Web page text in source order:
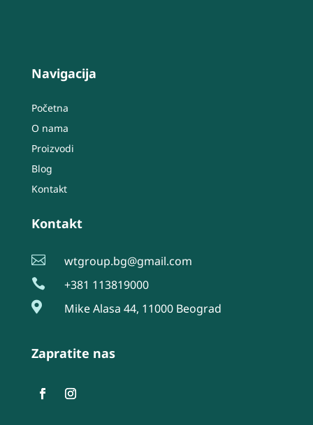
Navigacija
Početna
O nama
Proizvodi
Blog
Kontakt
Kontakt
 wtgroup.bg@gmail.com
 +381 113819000
 Mike Alasa 44, 11000 Beograd
Zapratite nas